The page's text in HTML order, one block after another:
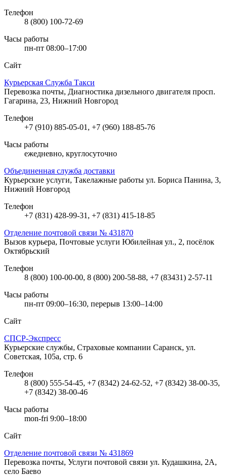
Телефон
8 (800) 100-72-69
Часы работы
пн-пт 08:00–17:00
Сайт
Курьерская Служба Такси
Перевозка почты, Диагностика дизельного двигателя просп.
Гагарина, 23, Нижний Новгород
Телефон
+7 (910) 885-05-01, +7 (960) 188-85-76
Часы работы
ежедневно, круглосуточно
Объединенная служба доставки
Курьерские услуги, Такелажные работы ул. Бориса Панина, 3,
Нижний Новгород
Телефон
+7 (831) 428-99-31, +7 (831) 415-18-85
Отделение почтовой связи № 431870
Вызов курьера, Почтовые услуги Юбилейная ул., 2, посёлок
Октябрьский
Телефон
8 (800) 100-00-00, 8 (800) 200-58-88, +7 (83431) 2-57-11
Часы работы
пн-пт 09:00–16:30, перерыв 13:00–14:00
Сайт
СПСР-Экспресс
Курьерские службы, Страховые компании Саранск, ул.
Советская, 105а, стр. 6
Телефон
8 (800) 555-54-45, +7 (8342) 24-62-52, +7 (8342) 38-00-35,
+7 (8342) 38-00-46
Часы работы
mon-fri 9:00–18:00
Сайт
Отделение почтовой связи № 431869
Перевозка почты, Услуги почтовой связи ул. Кудашкина, 2А,
село Баево